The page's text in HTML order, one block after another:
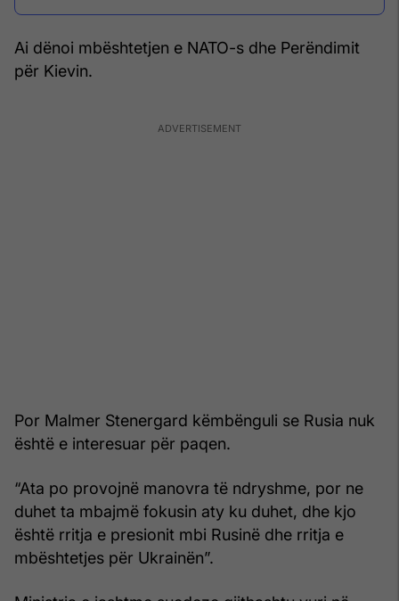
Ai dënoi mbështetjen e NATO-s dhe Perëndimit
për Kievin.
Por Malmer Stenergard këmbënguli se Rusia nuk
është e interesuar për paqen.
“Ata po provojnë manovra të ndryshme, por ne
duhet ta mbajmë fokusin aty ku duhet, dhe kjo
është rritja e presionit mbi Rusinë dhe rritja e
mbështetjes për Ukrainën”.